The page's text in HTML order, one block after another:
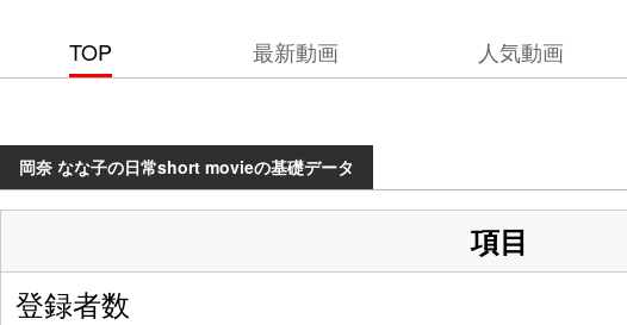
TOP 最新動画 人気動画
岡奈 なな子の日常short movieの基礎データ
項目
登録者数